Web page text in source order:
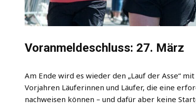
Voranmeldeschluss: 27. März
Am Ende wird es wieder den „Lauf der Asse“
Vorjahren Läuferinnen und Läufer, die eine
nachweisen können – und dafür aber keine